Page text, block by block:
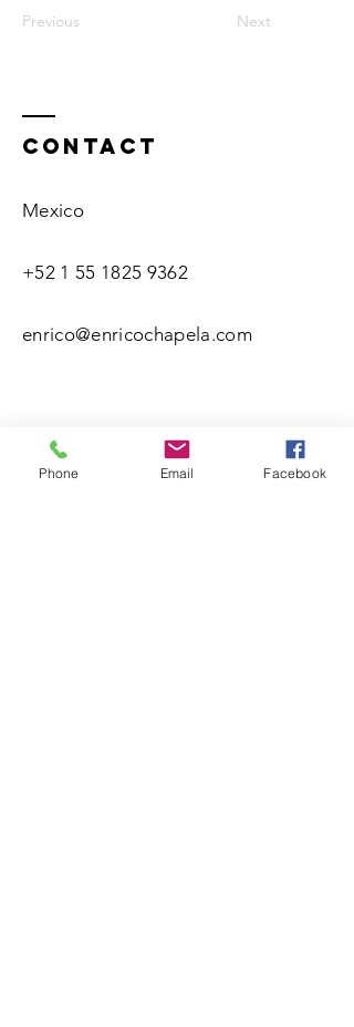
Previous Next
Contact
Mexico
+52 1 55 1825 9362
enrico@enricochapela.com
Phone Email Facebook